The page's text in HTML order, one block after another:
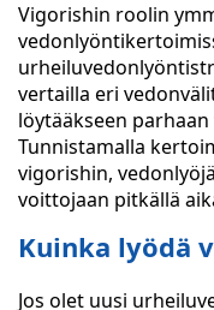
Vigorishin roolin
vertailla eri
löytääkseen
Tunnistamalla
vigorishin,
voittojaan pitkällä
Kuinka lyödä
Jos olet uusi